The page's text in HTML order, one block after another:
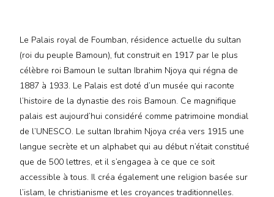
Le Palais royal de Foumban, résidence actuelle du sultan
(roi du peuple Bamoun), fut construit en 1917 par le plus
célèbre roi Bamoun le sultan Ibrahim Njoya qui régna de
1887 à 1933. Le Palais est doté d’un musée qui raconte
l’histoire de la dynastie des rois Bamoun. Ce magnifique
palais est aujourd’hui considéré comme patrimoine mondial
de l’UNESCO. Le sultan Ibrahim Njoya créa vers 1915 une
langue secrète et un alphabet qui au début n’était constitué
que de 500 lettres, et il s’engagea à ce que ce soit
accessible à tous. Il créa également une religion basée sur
l’islam, le christianisme et les croyances traditionnelles.